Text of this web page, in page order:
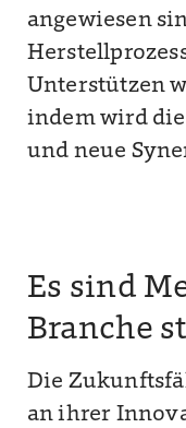
angewiesen
Unterstützen
indem wird
und neue
Es sind
Branche
Die
an ihrer